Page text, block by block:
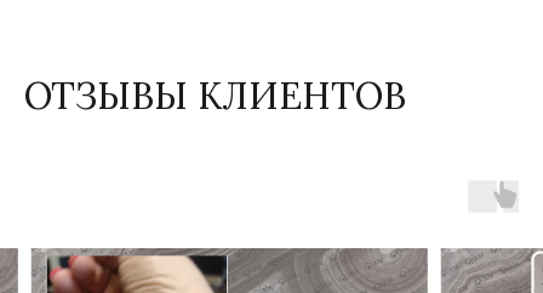
ОТЗЫВЫ КЛИЕНТОВ